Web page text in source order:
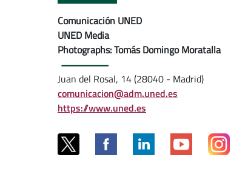
Comunicación UNED
UNED Media
Photographs: Tomás Domingo Moratalla
Juan del Rosal, 14 (28040 - Madrid)
comunicacion@adm.uned.es
https://www.uned.es